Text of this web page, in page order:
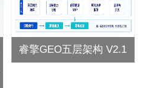
睿擎GEO五层架构 V2.1